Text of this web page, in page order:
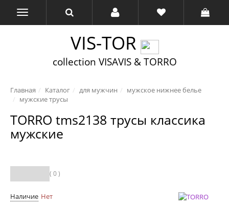
VIS-TOR
collection VISAVIS & TORRO
Главная Каталог для мужчин
мужское нижнее белье
мужские трусы
TORRO tms2138 трусы классика
мужские
( 0 )
Наличие Нет